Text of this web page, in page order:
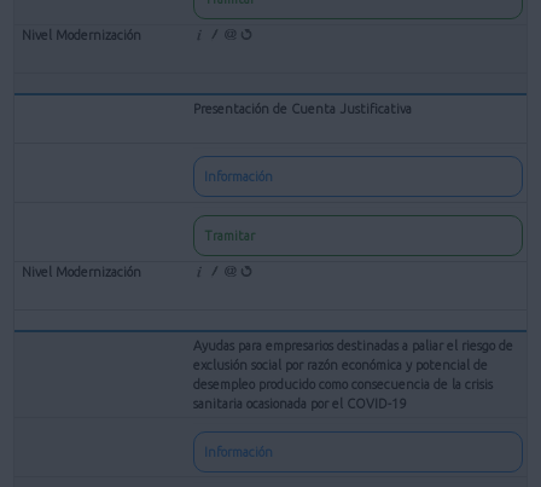
Presentación de Cuenta Justificativa
Información
Tramitar
Ayudas para empresarios destinadas a paliar el riesgo de
exclusión social por razón económica y potencial de
desempleo producido como consecuencia de la crisis
sanitaria ocasionada por el COVID-19
Información